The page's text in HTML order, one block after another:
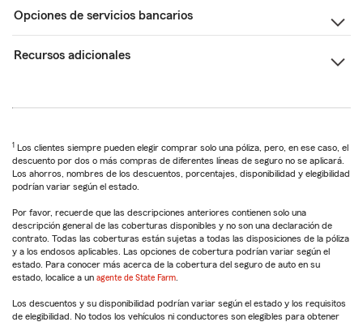
Opciones de servicios bancarios
Recursos adicionales
1 Los clientes siempre pueden elegir comprar solo una póliza, pero, en ese caso, el
descuento por dos o más compras de diferentes líneas de seguro no se aplicará.
Los ahorros, nombres de los descuentos, porcentajes, disponibilidad y elegibilidad
podrían variar según el estado.
Por favor, recuerde que las descripciones anteriores contienen solo una
descripción general de las coberturas disponibles y no son una declaración de
contrato. Todas las coberturas están sujetas a todas las disposiciones de la póliza
y a los endosos aplicables. Las opciones de cobertura podrían variar según el
estado. Para conocer más acerca de la cobertura del seguro de auto en su
estado, localice a un agente de State Farm
Los descuentos y su disponibilidad podrían variar según el estado y los requisitos
de elegibilidad. No todos los vehículos ni conductores son elegibles para obtener